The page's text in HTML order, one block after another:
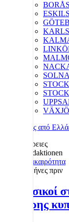
BORÅS
SOLNA
VÄXJÖ
Λεπτομέρειες
Redaktionen
Επικαιρότητα
2 μήνες πριν
Οι βασικοί
νεότερης